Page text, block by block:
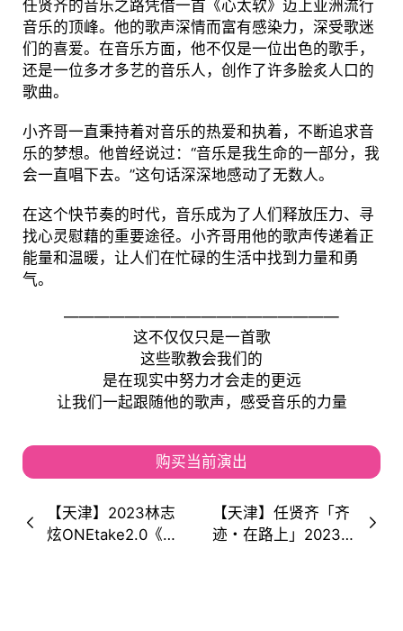
任贤齐的音乐之路凭借一首《心太软》迈上亚洲流行
音乐的顶峰。他的歌声深情而富有感染力，深受歌迷
们的喜爱。在音乐方面，他不仅是一位出色的歌手，
还是一位多才多艺的音乐人，创作了许多脍炙人口的
歌曲。
小齐哥一直秉持着对音乐的热爱和执着，不断追求音
乐的梦想。他曾经说过：“音乐是我生命的一部分，我
会一直唱下去。”这句话深深地感动了无数人。
在这个快节奏的时代，音乐成为了人们释放压力、寻
找心灵慰藉的重要途径。小齐哥用他的歌声传递着正
能量和温暖，让人们在忙碌的生活中找到力量和勇
气。
——————————————————
这不仅仅只是一首歌
这些歌教会我们的
是在现实中努力才会走的更远
让我们一起跟随他的歌声，感受音乐的力量
购买当前演出
【天津】2023林志
炫ONEtake2.0《我
【天津】任贤齐「齐
迹・在路上」2023